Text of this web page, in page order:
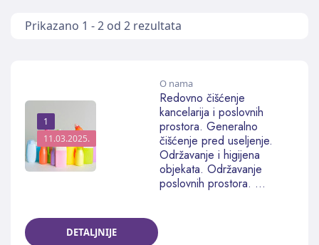
Prikazano 1 - 2 od 2 rezultata
1
11.03.2025.
O nama
Redovno čišćenje
kancelarija i poslovnih
prostora. Generalno
čišćenje pred useljenje.
Održavanje i higijena
objekata. Održavanje
poslovnih prostora. ...
DETALJNIJE